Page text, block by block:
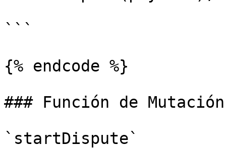
```
{% endcode %}
### Función de Mutación
`startDispute`